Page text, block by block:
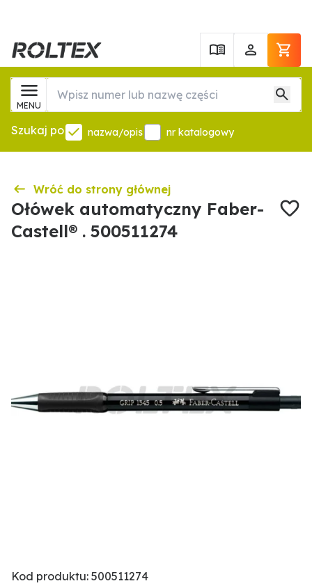
MENU
Szukaj po nazwa/opis nr katalogowy
Wróć do strony głównej
Ołówek automatyczny Faber-
Castell® . 500511274
Kod produktu: 500511274